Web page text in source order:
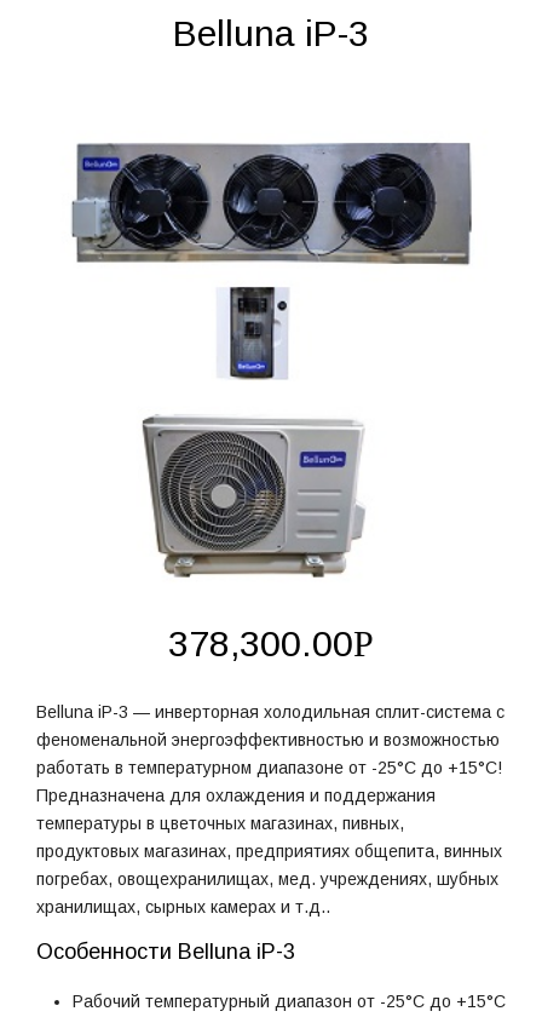
Belluna iP-3
378,300.00Р
Belluna iP-3 — инверторная холодильная сплит-система с
феноменальной энергоэффективностью и возможностью
работать в температурном диапазоне от -25°С до +15°С!
Предназначена для охлаждения и поддержания
температуры в цветочных магазинах, пивных,
продуктовых магазинах, предприятиях общепита, винных
погребах, овощехранилищах, мед. учреждениях, шубных
хранилищах, сырных камерах и т.д..
Особенности Belluna iP-3
Рабочий температурный диапазон от -25°С до +15°С